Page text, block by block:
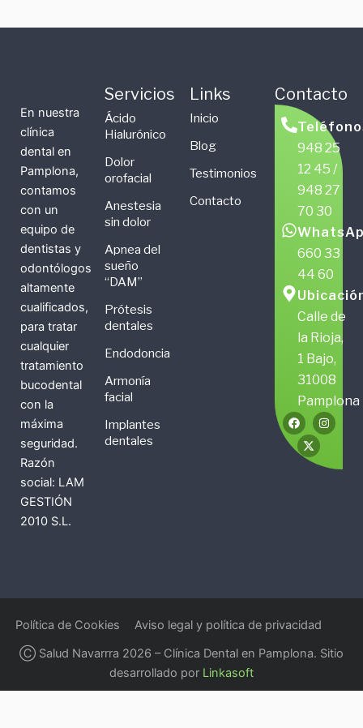
En nuestra
clínica
dental en
Pamplona,
contamos
con un
equipo de
dentistas y
odontólogos
altamente
cualificados,
para tratar
cualquier
tratamiento
bucodental
con la
máxima
seguridad.
Razón
social: LAM
GESTIÓN
2010 S.L.
Servicios
Ácido
Hialurónico
Dolor
orofacial
Anestesia
sin dolor
Apnea del
sueño
“DAM”
Prótesis
dentales
Endodoncia
Armonía
facial
Implantes
dentales
Links
Inicio
Blog
Testimonios
Contacto
Contacto
948 25
12 45 /
948 27
70 30
660 33
44 60
Calle de
la Rioja,
1 Bajo,
31008
Pamplona
F
a
c
e
I
n
s
g
X
t
w
i
Ⓒ Salud Navarrra 2026 – Clínica Dental en Pamplona. Sitio
desarrollado por Linkasoft
Política de Cookies Aviso legal y política de privacidad